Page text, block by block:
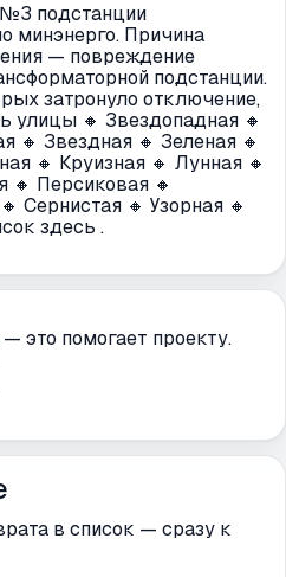
подстанции
минэнерго. Причина
— повреждение
подстанции.
затронуло отключение,
улицы 🔸 Звездопадная 🔸
🔸 Звездная 🔸 Зеленая 🔸
🔸 Круизная 🔸 Лунная 🔸
🔸 Персиковая 🔸
Сернистая 🔸 Узорная 🔸
здесь .
это помогает проекту.
в список — сразу к